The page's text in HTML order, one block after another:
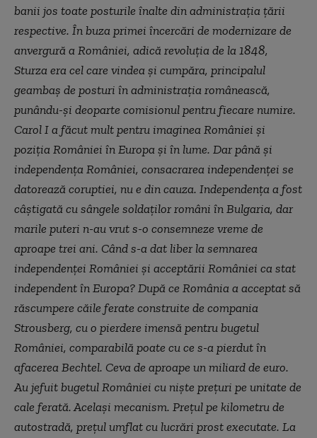
banii jos toate posturile înalte din administrația ţării
respective. În buza primei încercări de modernizare de
anvergură a României, adică revoluția de la 1848,
Sturza era cel care vindea și cumpăra, principalul
geambaş de posturi în administrația românească,
punându-și deoparte comisionul pentru fiecare numire.
Carol I a făcut mult pentru imaginea României și
poziția României în Europa și în lume. Dar până și
independența României, consacrarea independenței se
datorează coruptiei, nu e din cauza. Independența a fost
câștigată cu sângele soldaților români în Bulgaria, dar
marile puteri n-au vrut s-o consemneze vreme de
aproape trei ani. Când s-a dat liber la semnarea
independenței României și acceptării României ca stat
independent în Europa? După ce România a acceptat să
răscumpere căile ferate construite de compania
Strousberg, cu o pierdere imensă pentru bugetul
României, comparabilă poate cu ce s-a pierdut în
afacerea Bechtel. Ceva de aproape un miliard de euro.
Au jefuit bugetul României cu niște preţuri pe unitate de
cale ferată. Același mecanism. Preţul pe kilometru de
autostradă, prețul umflat cu lucrări prost executate. La